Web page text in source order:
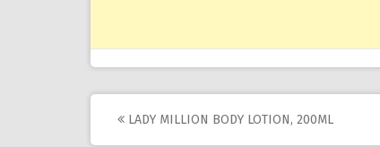
Post
LADY MILLION BODY LOTION, 200ML